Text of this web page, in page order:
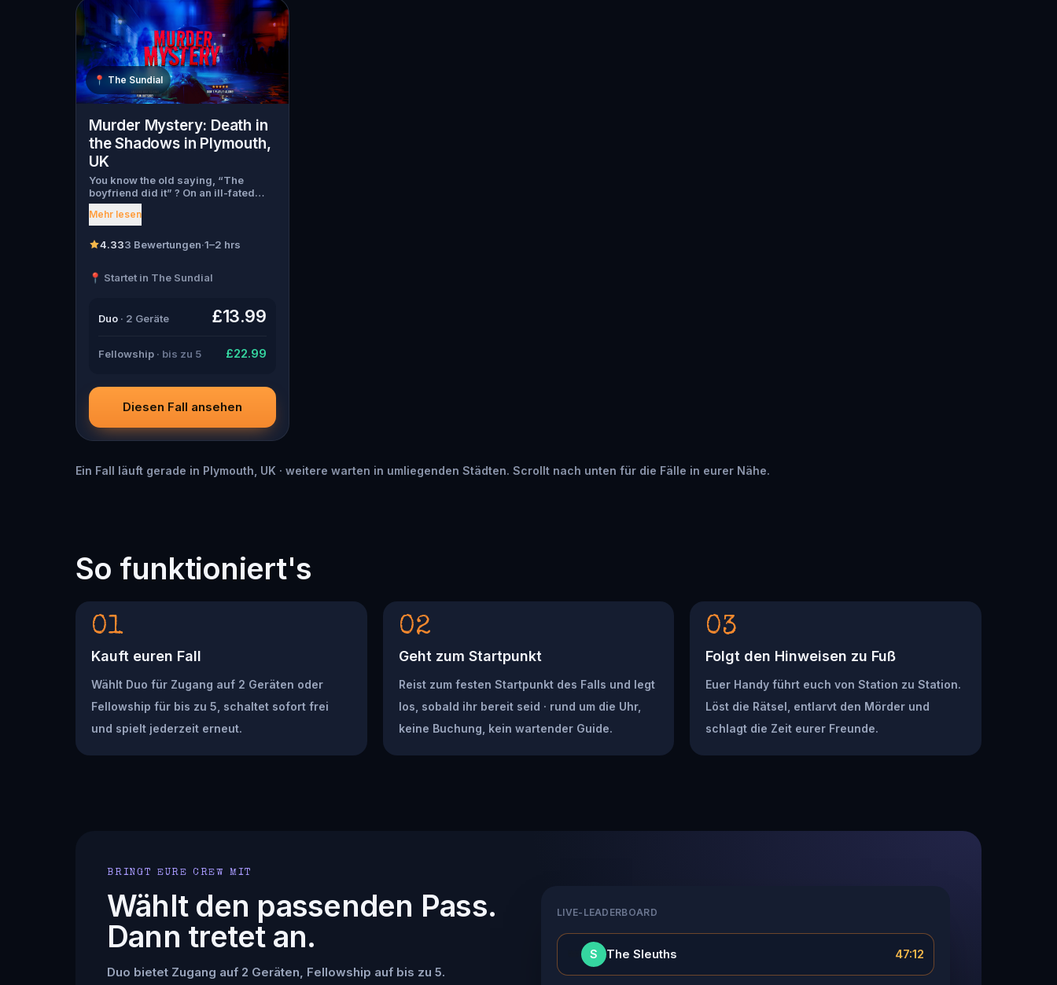
📍 The Sundial
Murder Mystery: Death in
the Shadows in Plymouth,
UK
You know the old saying, “The
boyfriend did it” ? On an ill-fated
night, love goes terribly wrong for
Bella Wanderlust and Walter Bridges
found dead during a ghost tour led
truth. Was it Walter, the obsessed
Or is someone else hiding in the
the real murderer before they strike
crucial evidence.
Mehr lesen
4.333 Bewertungen·1–2 hrs
📍 Startet in The Sundial
Duo · 2 Geräte £13.99
Fellowship · bis zu 5 £22.99
Diesen Fall ansehen
Ein Fall läuft gerade in Plymouth, UK · weitere warten in umliegenden Städten. Scrollt nach unten für die Fälle in eurer Nähe.
So funktioniert's
01
Kauft euren Fall
Wählt Duo für Zugang auf 2 Geräten oder
Fellowship für bis zu 5, schaltet sofort frei
und spielt jederzeit erneut.
02
Geht zum Startpunkt
Reist zum festen Startpunkt des Falls und legt
los, sobald ihr bereit seid · rund um die Uhr,
keine Buchung, kein wartender Guide.
03
Folgt den Hinweisen zu Fuß
Euer Handy führt euch von Station zu Station.
Löst die Rätsel, entlarvt den Mörder und
schlagt die Zeit eurer Freunde.
BRINGT EURE CREW MIT
Wählt den passenden Pass.
Dann tretet an.
Duo bietet Zugang auf 2 Geräten, Fellowship auf bis zu 5.
LIVE-LEADERBOARD
S The Sleuths 47:12